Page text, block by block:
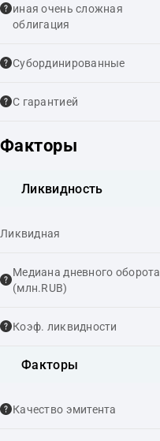
иная очень сложная
облигация
Cубординированные
С гарантией
Факторы
Ликвидность
Ликвидная
Медиана дневного оборота
(млн.RUB)
Коэф. ликвидности
Факторы
Качество эмитента